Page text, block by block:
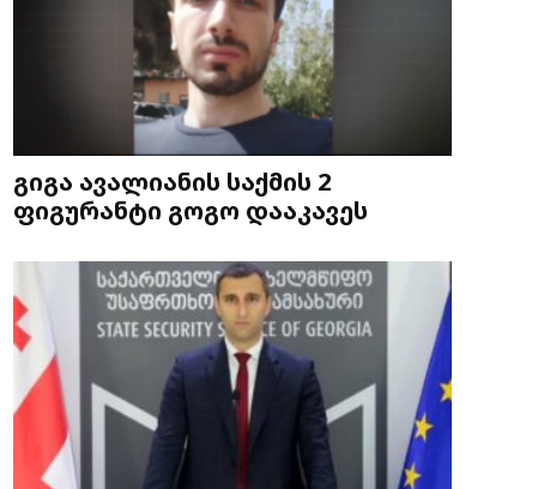
გიგა ავალიანის საქმის 2
ფიგურანტი გოგო დააკავეს